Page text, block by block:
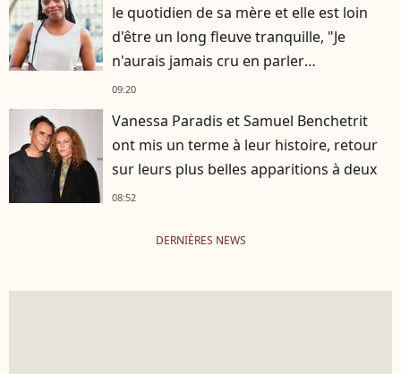
le quotidien de sa mère et elle est loin
d'être un long fleuve tranquille, "Je
n'aurais jamais cru en parler
publiquement"
09:20
Vanessa Paradis et Samuel Benchetrit
ont mis un terme à leur histoire, retour
sur leurs plus belles apparitions à deux
08:52
DERNIÈRES NEWS